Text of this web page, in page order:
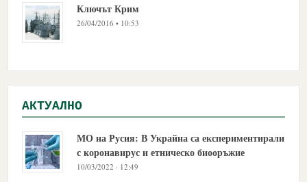
Ключът Крим
26/04/2016 • 10:53
АКТУАЛНО
МО на Русия: В Украйна са експериментирали
с коронавирус и етническо биооръжие
10/03/2022 · 12:49